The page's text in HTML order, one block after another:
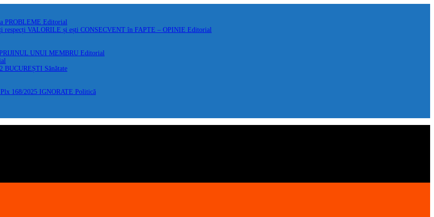
PROBLEME Editorial
VALORILE și ești CONSECVENT în FAPTE – OPINIE Editorial
UNUI MEMBRU Editorial
BUCUREȘTI Sănătate
168/2025 IGNORATE Politică